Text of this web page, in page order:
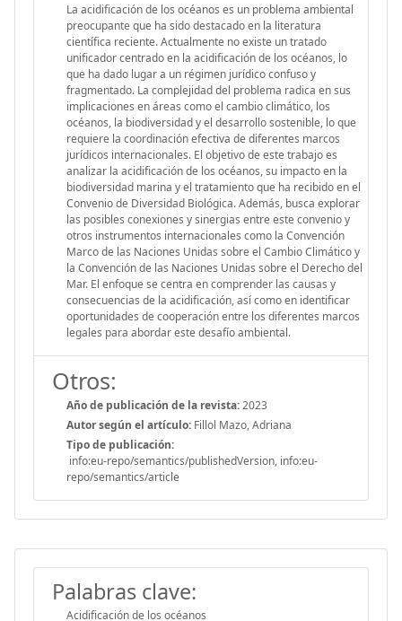
La acidificación de los océanos es un problema ambiental
preocupante que ha sido destacado en la literatura
científica reciente. Actualmente no existe un tratado
unificador centrado en la acidificación de los océanos, lo
que ha dado lugar a un régimen jurídico confuso y
fragmentado. La complejidad del problema radica en sus
implicaciones en áreas como el cambio climático, los
océanos, la biodiversidad y el desarrollo sostenible, lo que
requiere la coordinación efectiva de diferentes marcos
jurídicos internacionales. El objetivo de este trabajo es
analizar la acidificación de los océanos, su impacto en la
biodiversidad marina y el tratamiento que ha recibido en el
Convenio de Diversidad Biológica. Además, busca explorar
las posibles conexiones y sinergias entre este convenio y
otros instrumentos internacionales como la Convención
Marco de las Naciones Unidas sobre el Cambio Climático y
la Convención de las Naciones Unidas sobre el Derecho del
Mar. El enfoque se centra en comprender las causas y
consecuencias de la acidificación, así como en identificar
oportunidades de cooperación entre los diferentes marcos
legales para abordar este desafío ambiental.
Otros:
Año de publicación de la revista:2023
Autor según el artículo: Fillol Mazo, Adriana
Tipo de publicación:
info:eu-repo/semantics/publishedVersion, info:eu-
repo/semantics/article
Palabras clave:
Acidificación de los océanos